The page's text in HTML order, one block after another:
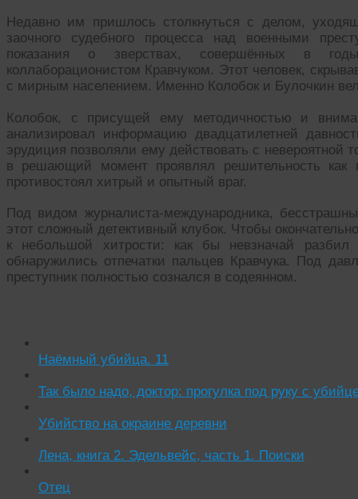
Недавно им пришлось столкнуться с делом,
заочного судебного процесса над военными
показания о зверствах, совершённых в
коллаборационистом Кравчуком. Этот человек,
с мирным населением. Именно Колобок и Булочкин
Колобок, с присущей ему методичностью и
анализировал информацию двадцатилетней
эрудиция позволяли ему действовать с невероятной
в решающий момент проявлял решительность
противостоял хитрый и опытный враг.
Под видом журналиста-международника,
этот сложный детективный клубок. Чтобы
к небольшой хитрости: как бы невзначай разбил
обнаружились отпечатки пальцев Кравчука. Под
преступник полностью сознался в содеянном.
Наёмный убийца. 11
Так было надо, доктор: прогулка под руку с
Убийство на окраине деревни
Лена, книга 2. Эдельвейс, часть 1. Поиски
Отец